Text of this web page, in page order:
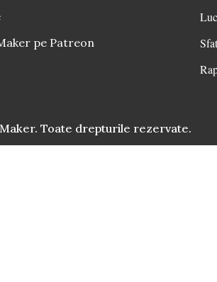
pe Patreon
Toate drepturile rezervate.